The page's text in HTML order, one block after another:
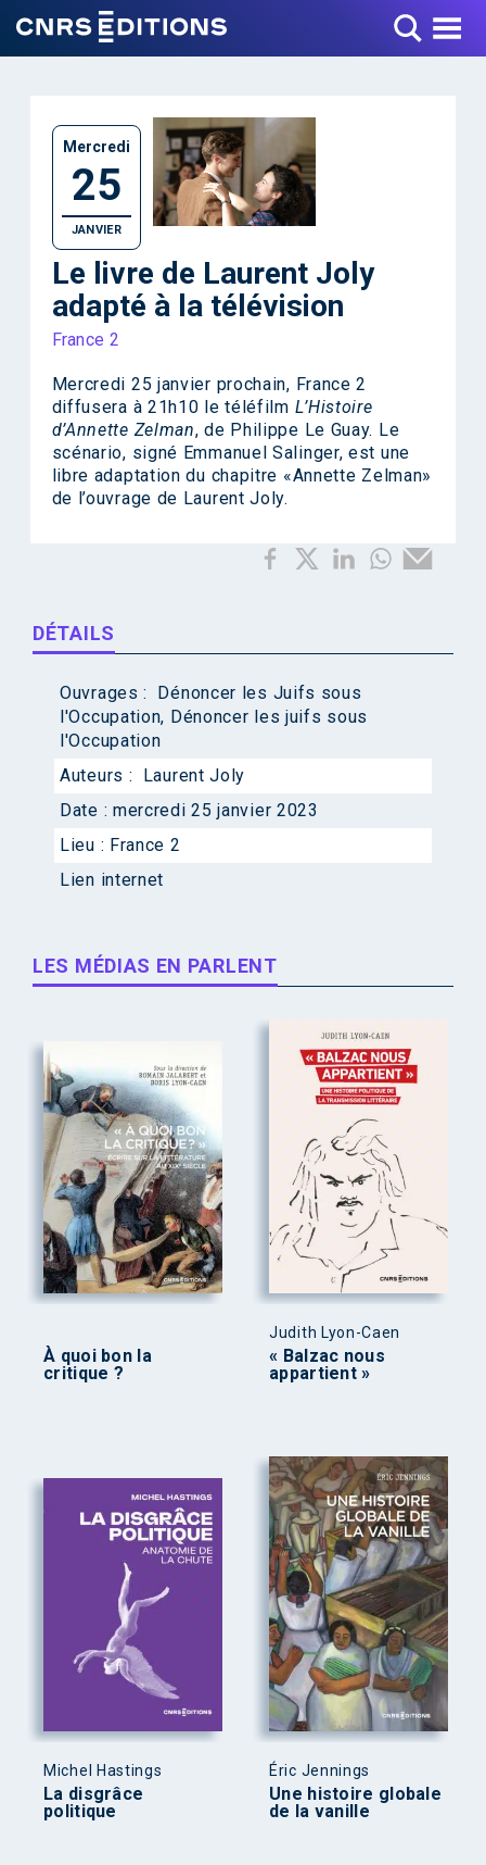
Toggle Menu
Mercredi
25
JANVIER
Le livre de Laurent Joly
adapté à la télévision
France 2
Mercredi 25 janvier prochain, France 2
diffusera à 21h10 le téléfilm L’Histoire
d’Annette Zelman, de Philippe Le Guay. Le
scénario, signé Emmanuel Salinger, est une
libre adaptation du chapitre «Annette Zelman»
de l’ouvrage de Laurent Joly.
DÉTAILS
Ouvrages :
Dénoncer les Juifs sous
l'Occupation, Dénoncer les juifs sous
l'Occupation
Auteurs :
Laurent Joly
Date : mercredi 25 janvier 2023
Lieu : France 2
Lien internet
LES MÉDIAS EN PARLENT
À quoi bon la
critique ?
Judith Lyon-Caen
« Balzac nous
appartient »
Michel Hastings
La disgrâce
politique
Éric Jennings
Une histoire globale
de la vanille